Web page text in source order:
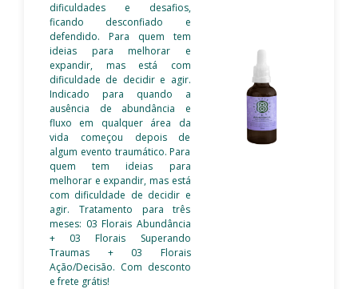
dificuldades e desafios,
ficando desconfiado e
defendido. Para quem tem
ideias para melhorar e
expandir, mas está com
dificuldade de decidir e agir.
Indicado para quando a
ausência de abundância e
fluxo em qualquer área da
vida começou depois de
algum evento traumático. Para
quem tem ideias para
melhorar e expandir, mas está
com dificuldade de decidir e
agir. Tratamento para três
meses: 03 Florais Abundância
+ 03 Florais Superando
Traumas + 03 Florais
Ação/Decisão. Com desconto
e frete grátis!